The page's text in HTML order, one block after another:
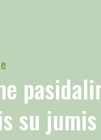
su jumis